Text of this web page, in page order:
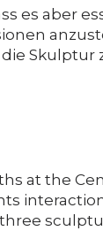
es aber
Skulptur
at the